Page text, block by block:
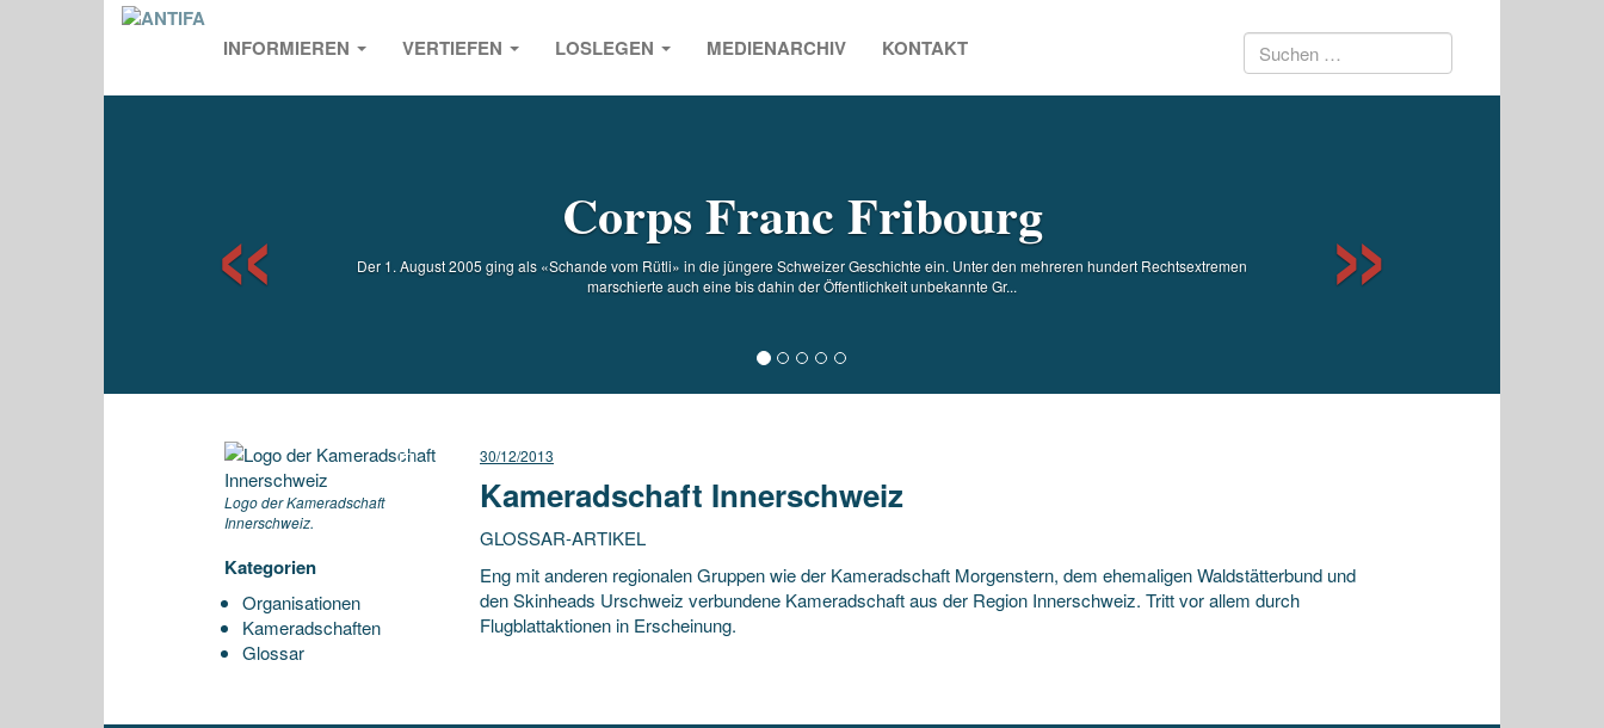
INFORMIEREN VERTIEFEN LOSLEGEN MEDIENARCHIV KONTAKT Suchen
Corps Franc Fribourg
Der 1. August 2005 ging als «Schande vom Rütli» in die jüngere Schweizer Geschichte ein. Unter den mehreren hundert Rechtsextremen
marschierte auch eine bis dahin der Öffentlichkeit unbekannte Gr...
Logo der Kameradschaft
Innerschweiz.
Kategorien
Organisationen
Kameradschaften
Glossar
30/12/2013
Kameradschaft Innerschweiz
GLOSSAR-ARTIKEL
Eng mit anderen regionalen Gruppen wie der Kameradschaft Morgenstern, dem ehemaligen Waldstätterbund und
den Skinheads Urschweiz verbundene Kameradschaft aus der Region Innerschweiz. Tritt vor allem durch
Flugblattaktionen in Erscheinung.